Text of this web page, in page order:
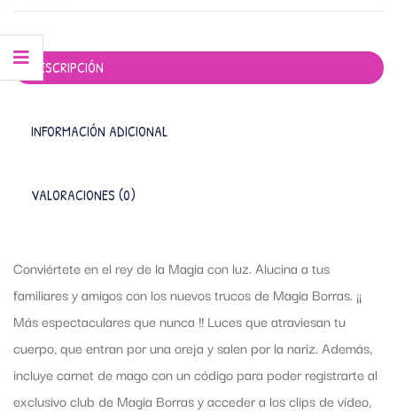
DESCRIPCIÓN
INFORMACIÓN ADICIONAL
VALORACIONES (0)
Conviértete en el rey de la Magia con luz. Alucina a tus
familiares y amigos con los nuevos trucos de Magia Borras. ¡¡
Más espectaculares que nunca !! Luces que atraviesan tu
cuerpo, que entran por una oreja y salen por la nariz. Además,
incluye carnet de mago con un código para poder registrarte al
exclusivo club de Magia Borras y acceder a los clips de vídeo,